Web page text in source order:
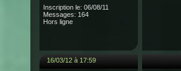
Inscription le: 06/08/11
Messages: 164
Hors ligne
16/03/12 à 17:59